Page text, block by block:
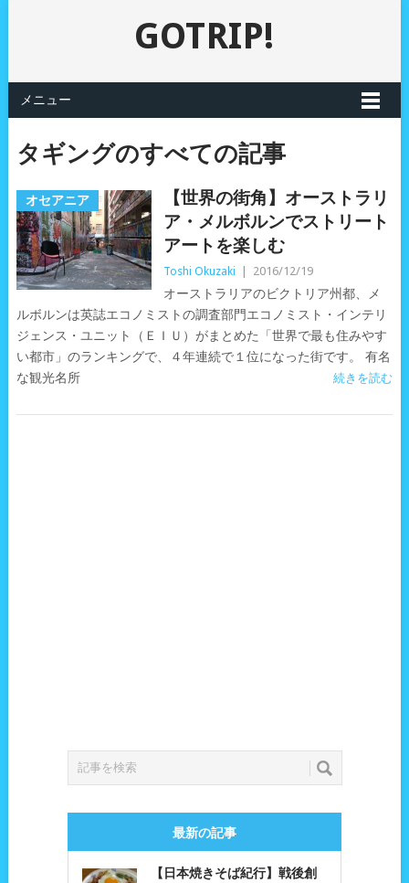
GOTRIP!
メニュー
タギングのすべての記事
オセアニア
【世界の街角】オーストラリ
ア・メルボルンでストリート
アートを楽しむ
Toshi Okuzaki 2016/12/19
オーストラリアのビクトリア州都、メ
ルボルンは英誌エコノミストの調査部門エコノミスト・インテリ
ジェンス・ユニット（ＥＩＵ）がまとめた「世界で最も住みやす
い都市」のランキングで、４年連続で１位になった街です。 有名
な観光名所
続きを読む
最新の記事
【日本焼きそば紀行】戦後創